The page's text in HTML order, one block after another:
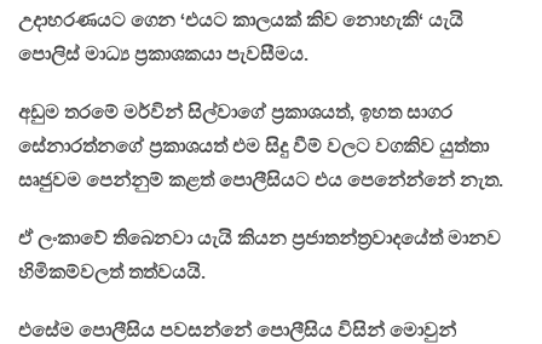
උදාහරණයට ගෙන ‘එයට කාලයක් කිව නොහැකි‘ යැයි
පොලිස් මාධ්‍ය ප්‍රකාශකයා පැවසීමය.
අඩුම තරමේ මර්වින් සිල්වාගේ ප්‍රකාශයත්, ඉහත සාගර
සේනාරත්නගේ ප්‍රකාශයත් එම සිදු වීම් වලට වගකිව යුත්තා
සෘජුවම පෙන්නුම් කළත් පොලීසියට එය පෙනේන්නේ නැත.
ඒ ලංකාවේ තිබෙනවා යැයි කියන ප්‍රජාතන්ත්‍රවාදයේත් මානව
හිමිකම්වලත් තත්වයයි.
එසේම පොලීසිය පවසන්නේ පොලීසිය විසින් මොවුන්